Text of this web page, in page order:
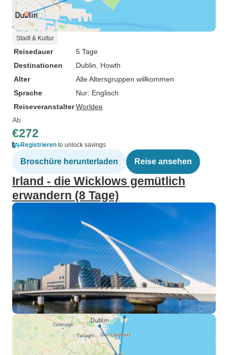
Stadt & Kultur
Reisedauer
5 Tage
Destinationen
Dublin , Howth
Alter
Alle Altersgruppen willkommen
Sprache
Nur: Englisch
ReiseveranstalterWorldee
Ab
€272
Registrieren to unlock savings
Broschüre herunterladen Reise ansehen
Irland - die Wicklows gemütlich
erwandern (8 Tage)